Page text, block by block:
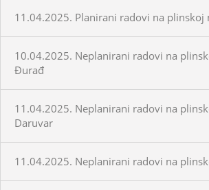
11.04.2025. Planirani radovi na plinskoj
10.04.2025. Neplanirani radovi na
Đurađ
11.04.2025. Neplanirani radovi na
Daruvar
11.04.2025. Neplanirani radovi na